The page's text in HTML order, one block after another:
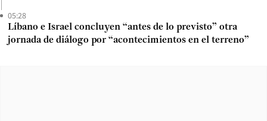
05:28
Líbano e Israel concluyen “antes de lo previsto” otra
jornada de diálogo por “acontecimientos en el terreno”